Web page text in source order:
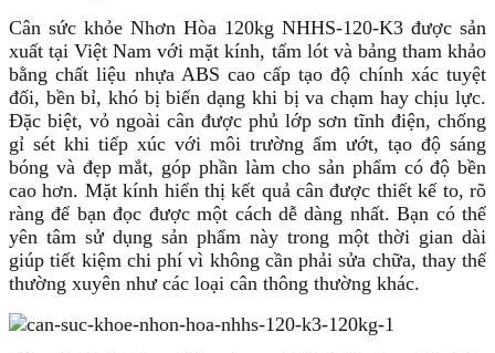
Cân sức khỏe Nhơn Hòa 120kg NHHS-120-K3 được sản
xuất tại Việt Nam với mặt kính, tấm lót và bảng tham khảo
bằng chất liệu nhựa ABS cao cấp tạo độ chính xác tuyệt
đối, bền bỉ, khó bị biến dạng khi bị va chạm hay chịu lực.
Đặc biệt, vỏ ngoài cân được phủ lớp sơn tĩnh điện, chống
gỉ sét khi tiếp xúc với môi trường ẩm ướt, tạo độ sáng
bóng và đẹp mắt, góp phần làm cho sản phẩm có độ bền
cao hơn. Mặt kính hiển thị kết quả cân được thiết kế to, rõ
ràng để bạn đọc được một cách dễ dàng nhất. Bạn có thể
yên tâm sử dụng sản phẩm này trong một thời gian dài
giúp tiết kiệm chi phí vì không cần phải sửa chữa, thay thế
thường xuyên như các loại cân thông thường khác.